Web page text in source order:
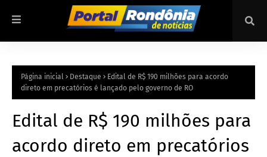
Página inicial Destaque
Edital de R$ 190 milhões para acordo
direto em precatórios é lançado pelo governo de RO
Edital de R$ 190 milhões para
acordo direto em precatórios